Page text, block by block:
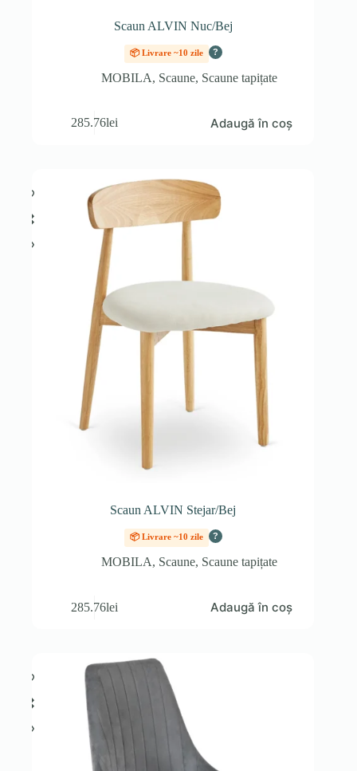
Scaun ALVIN Nuc/Bej
📦 Livrare ~10 zile ?
MOBILA, Scaune, Scaune tapițate
285.76lei Adaugă în coș
Scaun ALVIN Stejar/Bej
📦 Livrare ~10 zile ?
MOBILA, Scaune, Scaune tapițate
285.76lei Adaugă în coș